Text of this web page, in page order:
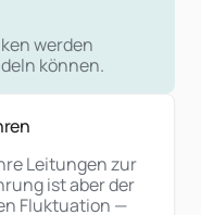
werden
können.
Leitungen zur
ist aber der
Fluktuation —